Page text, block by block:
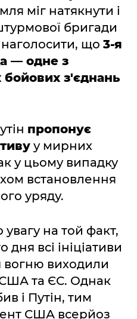
міг натякнути і
бригади
що 3-я
— одне з
з'єднань
пропонує
у мирних
у цьому випадку
встановлення
уряду.
на той факт,
всі ініціативи
виходили
та ЄС. Однак
і Путін, тим
США всерйоз